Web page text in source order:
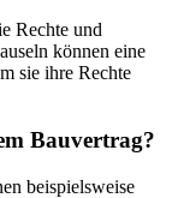
Rechte und
können eine
sie ihre Rechte
Bauvertrag?
beispielsweise